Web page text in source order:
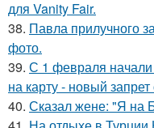
для Vanity Fair.
38. Павла прилучного
фото.
39. С 1 февраля начали
на карту - новый запрет
40. Сказал жене: "Я на